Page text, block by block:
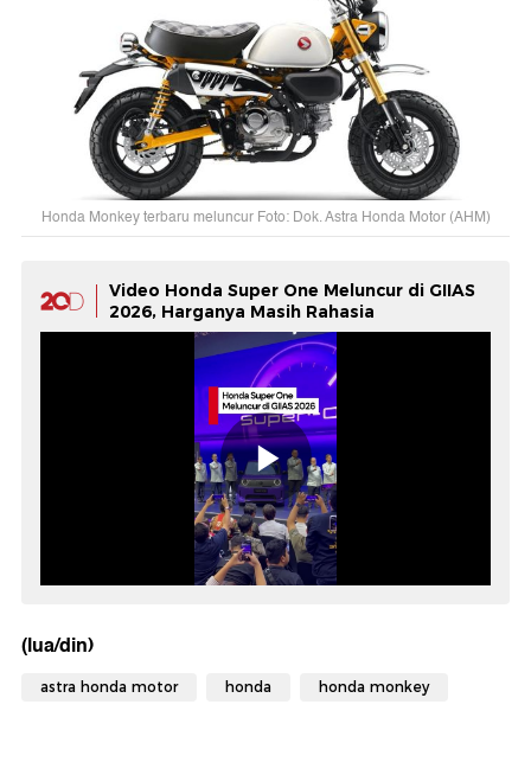
Honda Monkey terbaru meluncur Foto: Dok. Astra Honda Motor (AHM)
Video Honda Super One Meluncur di GIIAS
2026, Harganya Masih Rahasia
(lua/din)
astra honda motor honda honda monkey